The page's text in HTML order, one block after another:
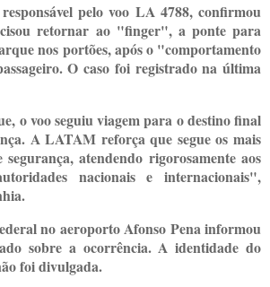
pelo voo LA 4788, confirmou
retornar ao "finger", a ponte para
nos portões, após o "comportamento
O caso foi registrado na última
o voo seguiu viagem para o destino final
A LATAM reforça que segue os mais
segurança, atendendo rigorosamente aos
nacionais e internacionais",
no aeroporto Afonso Pena informou
sobre a ocorrência. A identidade do
foi divulgada.